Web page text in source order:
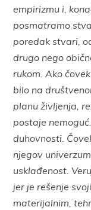
empirizmu i,
posmatramo
poredak stvari,
drugo nego
rukom. Ako
bilo na
planu življenja,
postaje
duhovnosti.
njegov
usklađenost.
jer je rešenje
materijalnim,